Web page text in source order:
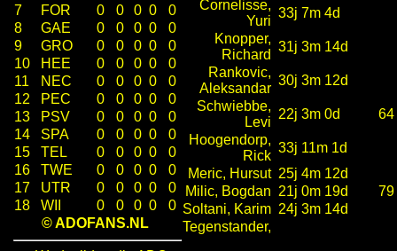
7
FOR 0 0 0 0
0
8
GAE 0 0 0 0
0
9
GRO 0 0 0 0
0
10
HEE 0 0 0 0
0
11
NEC 0 0 0 0
0
12
PEC 0 0 0 0
0
13
PSV 0 0 0 0
0
14
SPA 0 0 0 0
0
15
TEL 0 0 0 0
0
16
TWE 0 0 0 0
0
17
UTR 0 0 0 0
0
18
WII 0 0 0 0
0
© ADOFANS.NL
Cornelisse,
Yuri
33j 7m 4d
Knopper,
Richard
31j 3m 14d
Rankovic,
Aleksandar
30j 3m 12d
Schwiebbe,
Levi
22j 3m 0d
64
Hoogendorp,
Rick
33j 11m 1d
Meric, Hursut 25j 4m 12d
Milic, Bogdan 21j 0m 19d
79
Soltani, Karim 24j 3m 14d
Tegenstander,